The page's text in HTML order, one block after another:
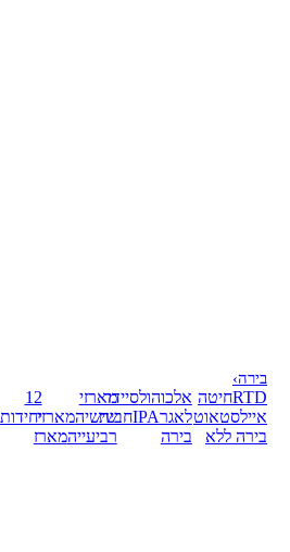
בירה›
RTDחיטה
איילסטאוט
בירה ללא
אלכוהולסיידר
לאגרIPAחבית
בירה
מארזי
שישיהמארזי
רביעייהמארז
12
יחידות